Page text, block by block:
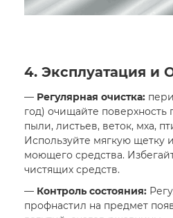
4. Эксплуатация и
— Регулярная очистка:
год) очищайте поверхность
пыли, листьев, веток, мха,
Используйте мягкую щетку
моющего средства.
чистящих средств.
— Контроль состояния:
профнастил на предмет